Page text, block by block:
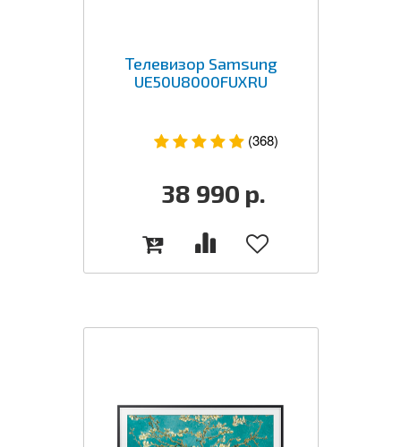
Телевизор Samsung
UE50U8000FUXRU
(368)
38 990 р.